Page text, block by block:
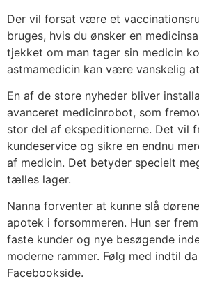
Der vil forsat være et
bruges, hvis du ønsker en
tjekket om man tager sin medicin
astmamedicin kan være vanskelig
En af de store nyheder bliver
avanceret medicinrobot, som
stor del af ekspeditionerne. Det vil
kundeservice og sikre en endnu
af medicin. Det betyder specielt
tælles lager.
Nanna forventer at kunne slå
apotek i forsommeren. Hun ser
faste kunder og nye besøgende
moderne rammer. Følg med indtil
Facebookside.